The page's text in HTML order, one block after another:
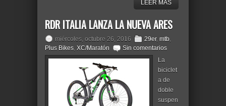
LEER MÁS
RDR ITALIA LANZA LA NUEVA ARES
miércoles, octubre 26, 2016 29er, mtb,
Plus Bikes, XC/Maratón
Sin comentarios
La
biciclet
a de
doble
suspen